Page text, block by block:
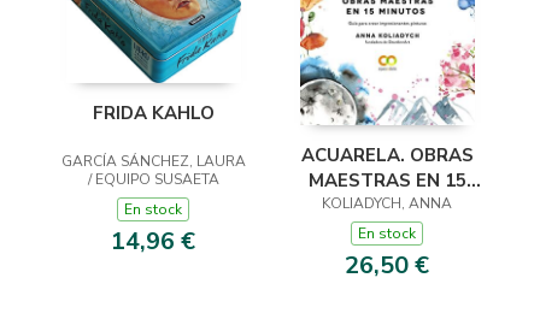
FRIDA KAHLO
GARCÍA SÁNCHEZ, LAURA
/ EQUIPO SUSAETA
En stock
14,96 €
ACUARELA. OBRAS
MAESTRAS EN 15
MINUTOS
KOLIADYCH, ANNA
En stock
26,50 €